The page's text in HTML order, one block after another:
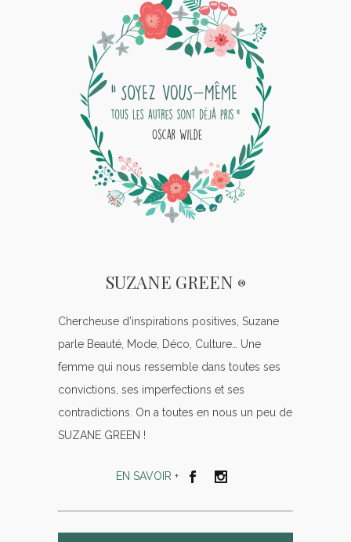
SUZANE GREEN ®
Chercheuse d’inspirations positives, Suzane
parle Beauté, Mode, Déco, Culture… Une
femme qui nous ressemble dans toutes ses
convictions, ses imperfections et ses
contradictions. On a toutes en nous un peu de
SUZANE GREEN !
EN SAVOIR +